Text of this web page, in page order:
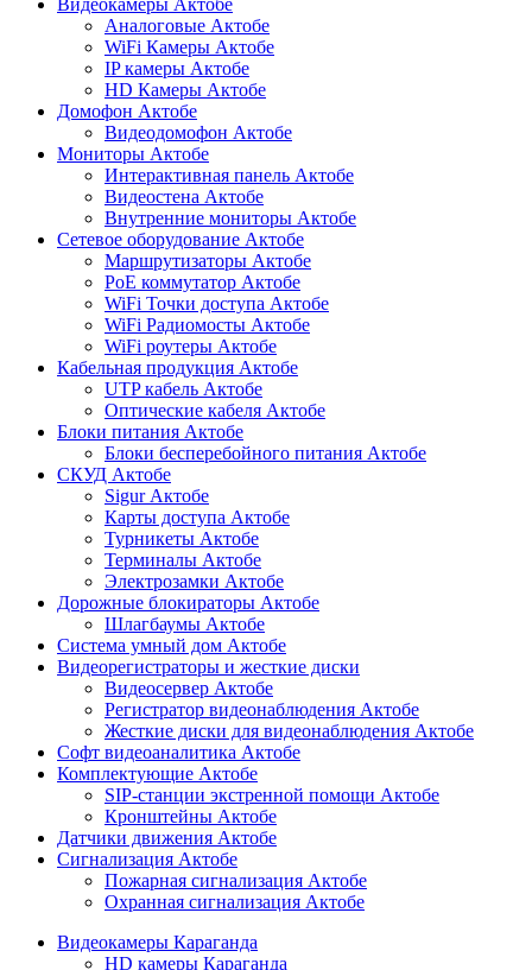
Аналоговые Актобе
WiFi Камеры Актобе
IP камеры Актобе
HD Камеры Актобе
Домофон Актобе
Видеодомофон Актобе
Мониторы Актобе
Интерактивная панель Актобе
Видеостена Актобе
Внутренние мониторы Актобе
Сетевое оборудование Актобе
Маршрутизаторы Актобе
PoE коммутатор Актобе
WiFi Точки доступа Актобе
WiFi Радиомосты Актобе
WiFi роутеры Актобе
Кабельная продукция Актобе
UTP кабель Актобе
Оптические кабеля Актобе
Блоки питания Актобе
Блоки бесперебойного питания Актобе
СКУД Актобе
Sigur Актобе
Карты доступа Актобе
Турникеты Актобе
Терминалы Актобе
Электрозамки Актобе
Дорожные блокираторы Актобе
Шлагбаумы Актобе
Система умный дом Актобе
Видеорегистраторы и жесткие диски
Видеосервер Актобе
Регистратор видеонаблюдения Актобе
Жесткие диски для видеонаблюдения Актобе
Софт видеоаналитика Актобе
Комплектующие Актобе
SIP-станции экстренной помощи Актобе
Кронштейны Актобе
Датчики движения Актобе
Сигнализация Актобе
Пожарная сигнализация Актобе
Охранная сигнализация Актобе
Видеокамеры Караганда
HD камеры Караганда